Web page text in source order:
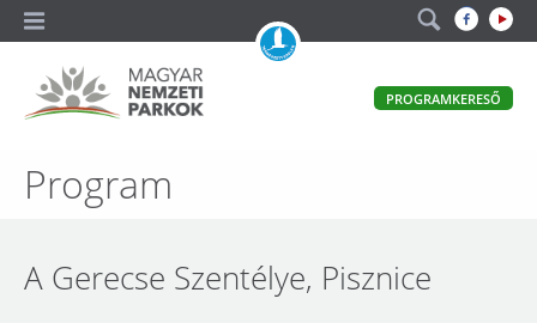
Magyar
Parkok
PROGRAMKERESŐ
Program
A Gerecse Szentélye, Pisznice